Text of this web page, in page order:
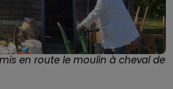
en route le moulin à cheval de